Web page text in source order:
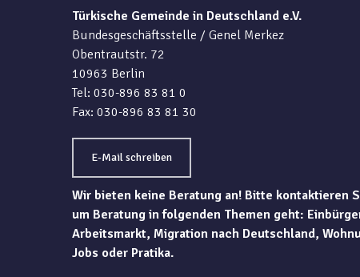
Türkische Gemeinde in Deutschland e.V.
Bundesgeschäftsstelle / Genel Merkez
Obentrautstr. 72
10963 Berlin
Tel: 030-896 83 81 0
Fax: 030-896 83 81 30
E-Mail schreiben
Wir bieten keine Beratung an! Bitte kontaktieren
um Beratung in folgenden Themen geht:
Arbeitsmarkt, Migration nach Deutschland,
Jobs oder Pratika.